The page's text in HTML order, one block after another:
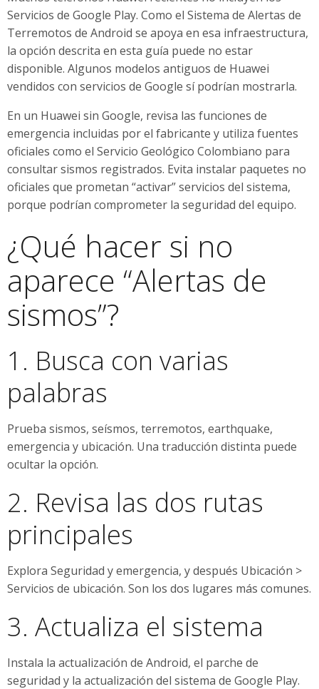
Servicios de Google Play. Como el Sistema de Alertas de
Terremotos de Android se apoya en esa infraestructura,
la opción descrita en esta guía puede no estar
disponible. Algunos modelos antiguos de Huawei
vendidos con servicios de Google sí podrían mostrarla.
En un Huawei sin Google, revisa las funciones de
emergencia incluidas por el fabricante y utiliza fuentes
oficiales como el Servicio Geológico Colombiano para
consultar sismos registrados. Evita instalar paquetes no
oficiales que prometan “activar” servicios del sistema,
porque podrían comprometer la seguridad del equipo.
¿Qué hacer si no
aparece “Alertas de
sismos”?
1. Busca con varias
palabras
Prueba sismos, seísmos, terremotos, earthquake,
emergencia y ubicación. Una traducción distinta puede
ocultar la opción.
2. Revisa las dos rutas
principales
Explora Seguridad y emergencia, y después Ubicación >
Servicios de ubicación. Son los dos lugares más comunes.
3. Actualiza el sistema
Instala la actualización de Android, el parche de
seguridad y la actualización del sistema de Google Play.